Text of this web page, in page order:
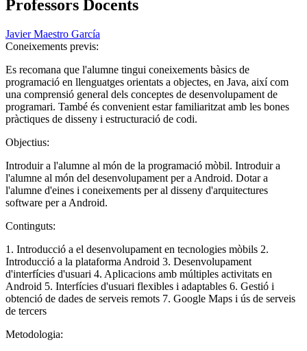
Professors Docents
Javier Maestro García
Coneixements previs:
Es recomana que l'alumne tingui coneixements bàsics de
programació en llenguatges orientats a objectes, en Java, així com
una comprensió general dels conceptes de desenvolupament de
programari. També és convenient estar familiaritzat amb les bones
pràctiques de disseny i estructuració de codi.
Objectius:
Introduir a l'alumne al món de la programació mòbil. Introduir a
l'alumne al món del desenvolupament per a Android. Dotar a
l'alumne d'eines i coneixements per al disseny d'arquitectures
software per a Android.
Continguts:
1. Introducció a el desenvolupament en tecnologies mòbils 2.
Introducció a la plataforma Android 3. Desenvolupament
d'interfícies d'usuari 4. Aplicacions amb múltiples activitats en
Android 5. Interfícies d'usuari flexibles i adaptables 6. Gestió i
obtenció de dades de serveis remots 7. Google Maps i ús de serveis
de tercers
Metodologia: